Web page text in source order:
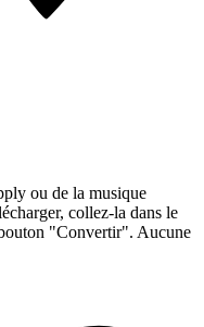
ou de la musique
collez-la dans le
"Convertir". Aucune